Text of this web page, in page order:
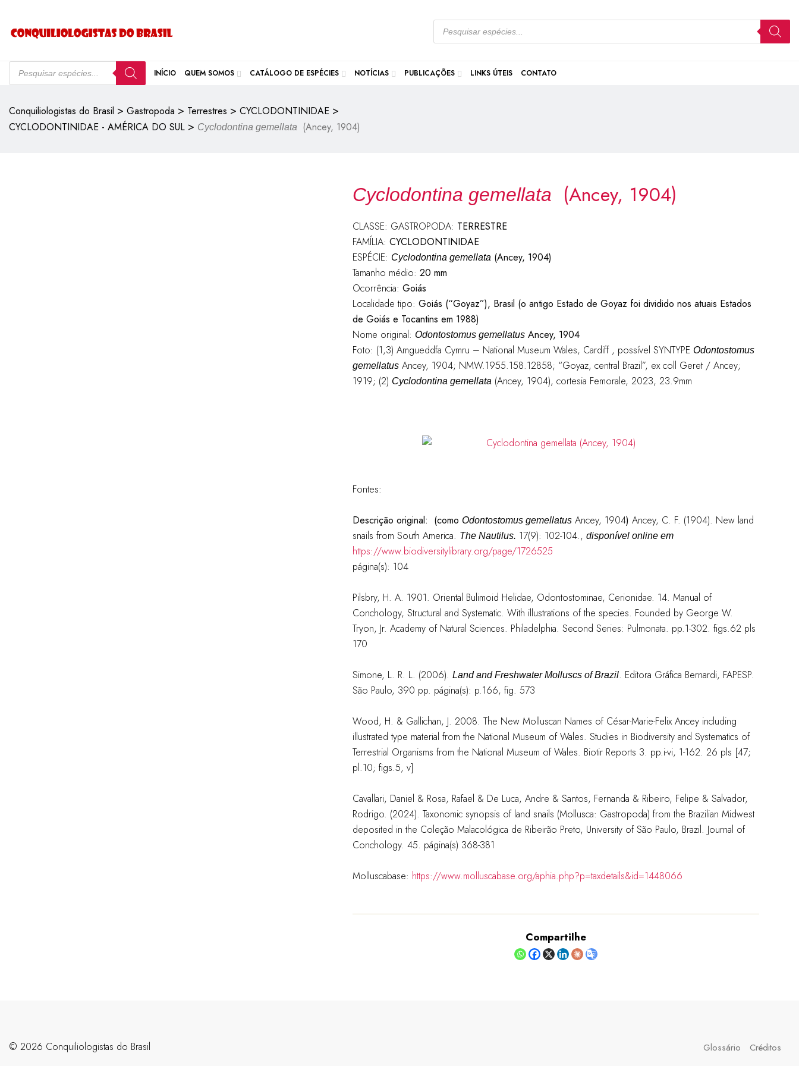
INÍCIO QUEM SOMOS CATÁLOGO DE ESPÉCIES NOTÍCIAS PUBLICAÇÕES LINKS ÚTEIS CONTATO
Conquiliologistas do Brasil > Gastropoda > Terrestres > CYCLODONTINIDAE >
CYCLODONTINIDAE - AMÉRICA DO SUL > Cyclodontina gemellata (Ancey, 1904)
Cyclodontina gemellata (Ancey, 1904)
CLASSE: GASTROPODA: TERRESTRE
FAMÍLIA: CYCLODONTINIDAE
ESPÉCIE: Cyclodontina gemellata(Ancey, 1904)
Tamanho médio: 20 mm
Ocorrência: Goiás
Localidade tipo: Goiás (“Goyaz”), Brasil (o antigo Estado de Goyaz foi dividido nos atuais Estados
de Goiás e Tocantins em 1988)
Nome original: Odontostomus gemellatusAncey, 1904
Foto: (1,3) Amgueddfa Cymru – National Museum Wales, Cardiff , possível SYNTYPE Odontostomus
gemellatusAncey, 1904; NMW.1955.158.12858; “Goyaz, central Brazil”, ex coll Geret / Ancey;
1919; (2) Cyclodontina gemellata(Ancey, 1904), cortesia Femorale, 2023, 23.9mm
Fontes:
Descrição original: (como Odontostomus gemellatusAncey, 1904) Ancey, C. F. (1904). New land
snails from South America. The Nautilus. 17(9): 102-104., disponível online em
https://www.biodiversitylibrary.org/page/1726525
página(s): 104
Pilsbry, H. A. 1901. Oriental Bulimoid Helidae, Odontostominae, Cerionidae. 14. Manual of
Conchology, Structural and Systematic. With illustrations of the species. Founded by George W.
Tryon, Jr. Academy of Natural Sciences. Philadelphia. Second Series: Pulmonata. pp.1-302. figs.62 pls
170
Simone, L. R. L. (2006). Land and Freshwater Molluscs of Brazil. Editora Gráfica Bernardi, FAPESP.
São Paulo, 390 pp. página(s): p.166, fig. 573
Wood, H. & Gallichan, J. 2008. The New Molluscan Names of César-Marie-Felix Ancey including
illustrated type material from the National Museum of Wales. Studies in Biodiversity and Systematics of
Terrestrial Organisms from the National Museum of Wales. Biotir Reports 3. pp.i-vi, 1-162. 26 pls [47;
pl.10; figs.5, v]
Cavallari, Daniel & Rosa, Rafael & De Luca, Andre & Santos, Fernanda & Ribeiro, Felipe & Salvador,
Rodrigo. (2024). Taxonomic synopsis of land snails (Mollusca: Gastropoda) from the Brazilian Midwest
deposited in the Coleção Malacológica de Ribeirão Preto, University of São Paulo, Brazil. Journal of
Conchology. 45. página(s) 368-381
Molluscabase: https://www.molluscabase.org/aphia.php?p=taxdetails&id=1448066
Compartilhe
©️ 2026 Conquiliologistas do Brasil Glossário Créditos